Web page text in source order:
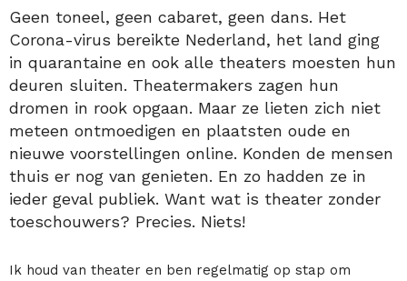
Geen toneel, geen cabaret, geen dans. Het
Corona-virus bereikte Nederland, het land ging
in quarantaine en ook alle theaters moesten hun
deuren sluiten. Theatermakers zagen hun
dromen in rook opgaan. Maar ze lieten zich niet
meteen ontmoedigen en plaatsten oude en
nieuwe voorstellingen online. Konden de mensen
thuis er nog van genieten. En zo hadden ze in
ieder geval publiek. Want wat is theater zonder
toeschouwers? Precies. Niets!
Ik houd van theater en ben regelmatig op stap om